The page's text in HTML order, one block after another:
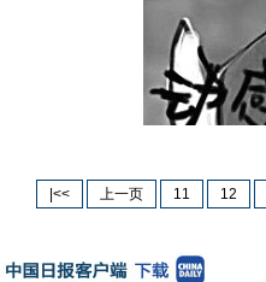
|<< 上一页 11 12